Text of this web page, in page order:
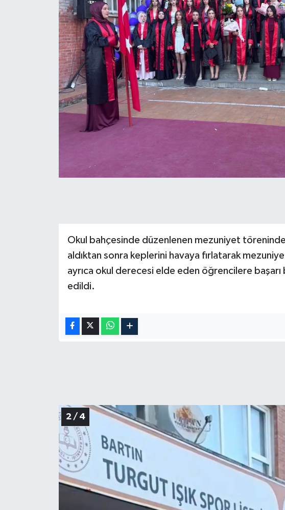
Okul bahçesinde düzenlenen mezuniyet
aldıktan sonra keplerini havaya fırlatarak
ayrıca okul derecesi elde eden öğrencilere
edildi.
2 / 4